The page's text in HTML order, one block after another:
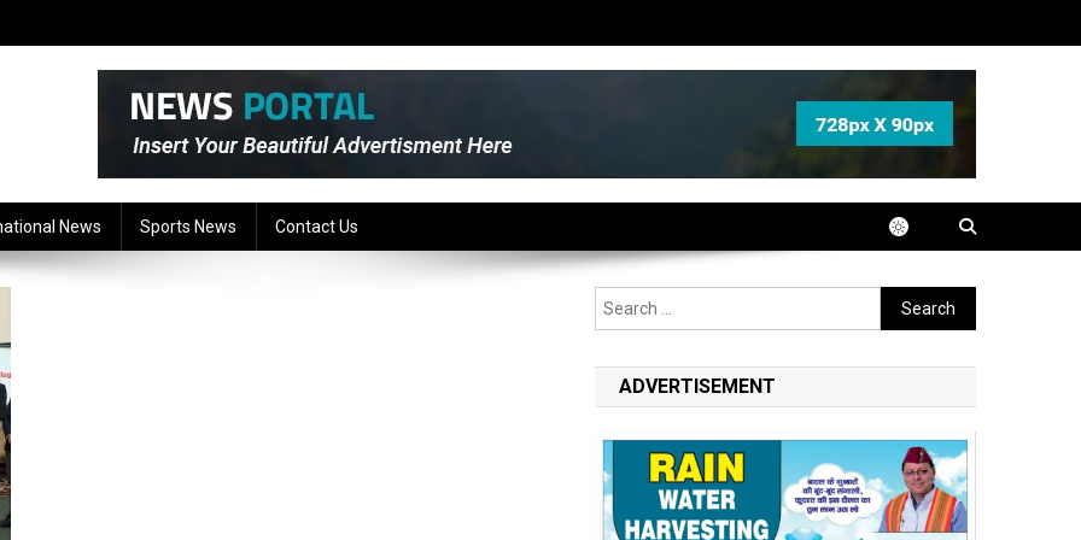
News Sports News Contact Us
Search
for:
ADVERTISEMENT